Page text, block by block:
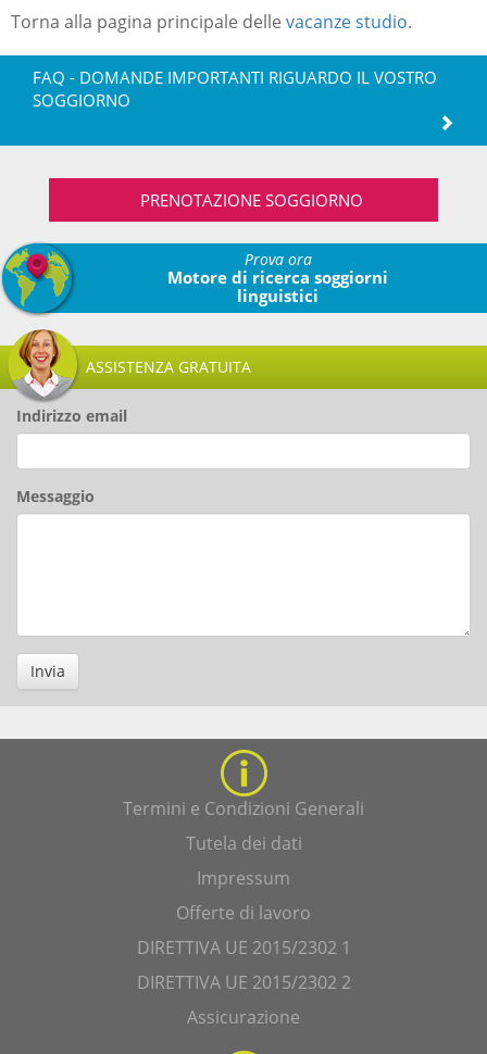
Torna alla pagina principale delle vacanze studio.
FAQ - DOMANDE IMPORTANTI RIGUARDO IL VOSTRO
SOGGIORNO
PRENOTAZIONE SOGGIORNO
Prova ora
Motore di ricerca soggiorni
linguistici
ASSISTENZA GRATUITA
Indirizzo email
Messaggio
Invia
Termini e Condizioni Generali
Tutela dei dati
Impressum
Offerte di lavoro
DIRETTIVA UE 2015/2302 1
DIRETTIVA UE 2015/2302 2
Assicurazione